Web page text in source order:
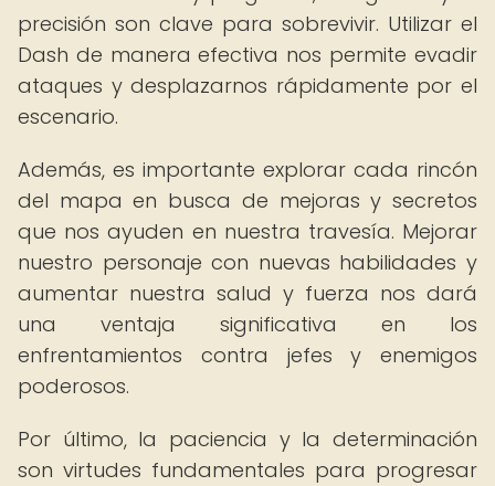
precisión son clave para sobrevivir. Utilizar el
Dash de manera efectiva nos permite evadir
ataques y desplazarnos rápidamente por el
escenario.
Además, es importante explorar cada rincón
del mapa en busca de mejoras y secretos
que nos ayuden en nuestra travesía. Mejorar
nuestro personaje con nuevas habilidades y
aumentar nuestra salud y fuerza nos dará
una ventaja significativa en los
enfrentamientos contra jefes y enemigos
poderosos.
Por último, la paciencia y la determinación
son virtudes fundamentales para progresar